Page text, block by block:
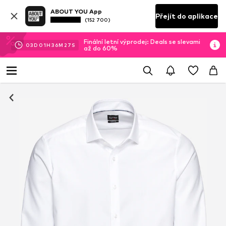
ABOUT YOU App
(152 700) Přejít do aplikace
03D 01H 36M 26 S
Finální letní výprodej: Deals se slevami
až do 60%